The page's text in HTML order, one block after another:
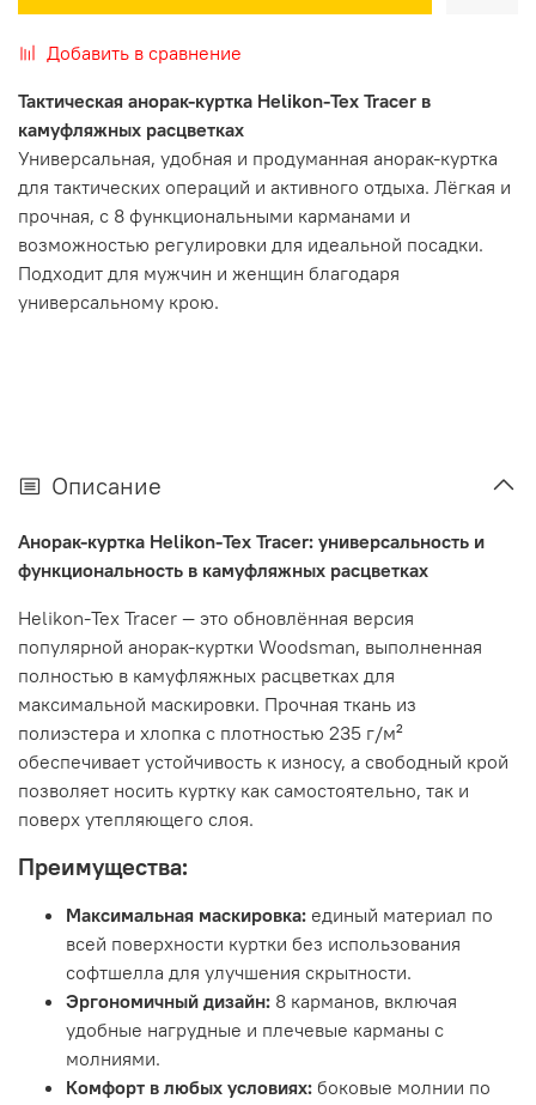
Добавить в сравнение
Тактическая анорак-куртка Helikon-Tex Tracer в
камуфляжных расцветках
Универсальная, удобная и продуманная анорак-куртка
для тактических операций и активного отдыха. Лёгкая и
прочная, с 8 функциональными карманами и
возможностью регулировки для идеальной посадки.
Подходит для мужчин и женщин благодаря
универсальному крою.
Описание
Анорак-куртка Helikon-Tex Tracer: универсальность и
функциональность в камуфляжных расцветках
Helikon-Tex Tracer — это обновлённая версия
популярной анорак-куртки Woodsman, выполненная
полностью в камуфляжных расцветках для
максимальной маскировки. Прочная ткань из
полиэстера и хлопка с плотностью 235 г/м²
обеспечивает устойчивость к износу, а свободный крой
позволяет носить куртку как самостоятельно, так и
поверх утепляющего слоя.
Преимущества:
Максимальная маскировка: единый материал по
всей поверхности куртки без использования
софтшелла для улучшения скрытности.
Эргономичный дизайн: 8 карманов, включая
удобные нагрудные и плечевые карманы с
молниями.
Комфорт в любых условиях: боковые молнии по